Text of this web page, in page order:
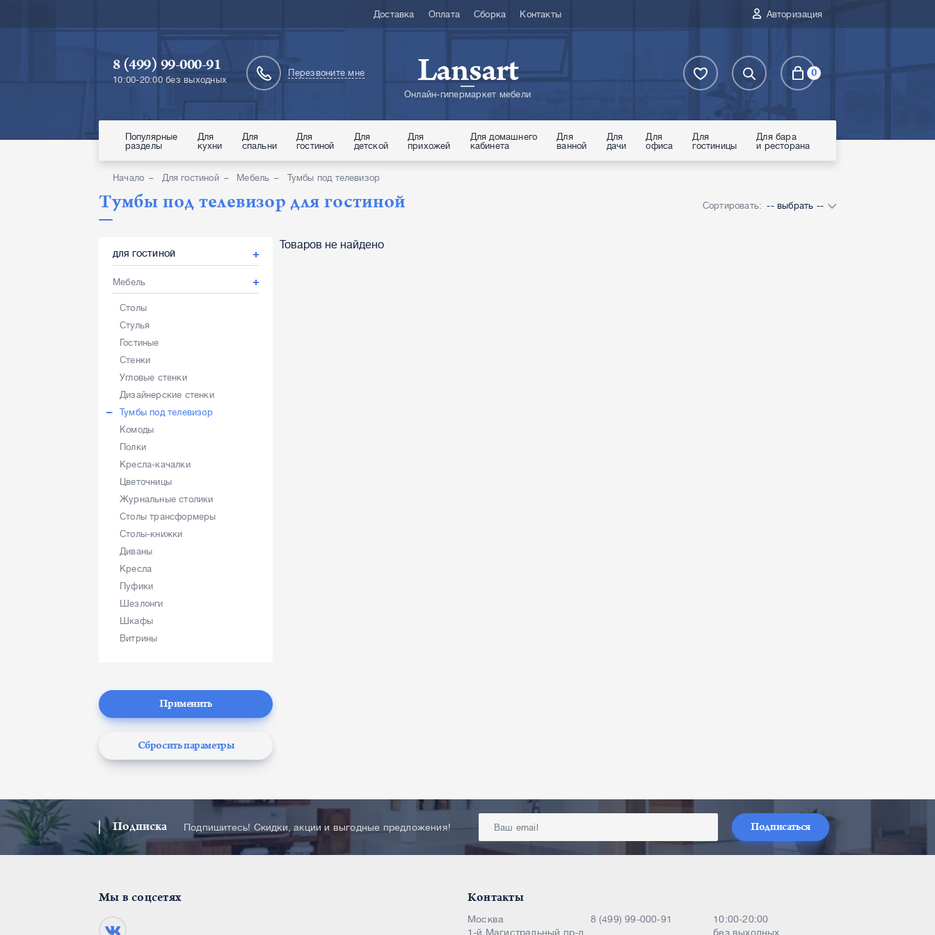
Авторизация
Доставка Оплата Сборка Контакты
8 (499) 99-000-91
10:00-20:00 без выходных
Перезвоните мне 0
Lansart
Онлайн-гипермаркет мебели
Популярные
разделы
Для
кухни
Для
спальни
Для
гостиной
Для
детской
Для
прихожей
Для домашнего
кабинета
Для
ванной
Для
дачи
Для
офиса
Для
гостиницы
Для бара
и ресторана
Начало Для гостиной Мебель Тумбы под телевизор
Тумбы под телевизор для гостиной Сортировать: -- выбрать --
ДЛЯ ГОСТИНОЙ
Мебель
Столы
Стулья
Гостиные
Стенки
Угловые стенки
Дизайнерские стенки
Тумбы под телевизор
Комоды
Полки
Кресла-качалки
Цветочницы
Журнальные столики
Столы трансформеры
Столы-книжки
Диваны
Кресла
Пуфики
Шезлонги
Шкафы
Витрины
Применить
Сбросить параметры
Товаров не найдено
Подписка Подпишитесь! Скидки, акции и выгодные предложения! Подписаться
Мы в соцсетях Контакты
Москва
1-й Магистральный пр-д,
8 (499) 99-000-91
10:00-20:00
без выходных